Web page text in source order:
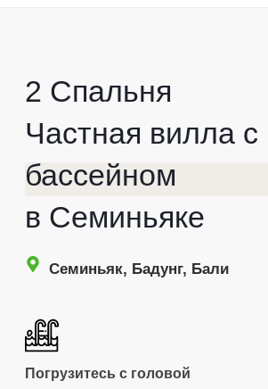
2 Спальня
Частная вилла с
бассейном
в Семиньяке
Семиньяк, Бадунг, Бали
Погрузитесь с головой